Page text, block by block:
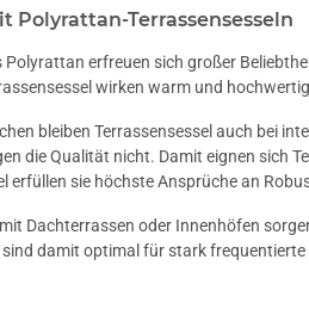
Polyrattan-Terrassensesseln
Polyrattan erfreuen sich großer
wirken warm und
bleiben Terrassensessel auch bei
die Qualität nicht. Damit eignen sich
erfüllen sie höchste Ansprüche an
Dachterrassen oder Innenhöfen
damit optimal für stark frequentierte